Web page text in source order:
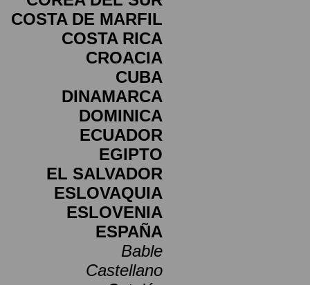
COSTA DE MARFIL
COSTA RICA
CROACIA
CUBA
DINAMARCA
DOMINICA
ECUADOR
EGIPTO
EL SALVADOR
ESLOVAQUIA
ESLOVENIA
ESPAÑA
Bable
Castellano